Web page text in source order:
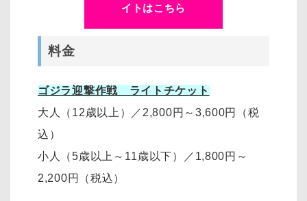
イトはこちら
料金
ゴジラ迎撃作戦 ライトチケット
大人（12歳以上）
／ 2,800円～3,600円
（税
込）
小人（5歳以上～11歳以下）
／ 1,800円～
2,200円
（税込）